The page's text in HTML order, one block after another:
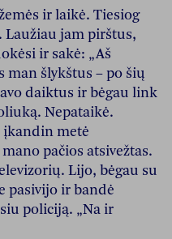
ir laikė. Tiesiog
Laužiau jam pirštus,
ir sakė: „Aš
man šlykštus – po šių
daiktus ir bėgau link
Nepataikė.
įkandin metė
pačios atsivežtas.
Lijo, bėgau su
pasivijo ir bandė
policiją. „Na ir